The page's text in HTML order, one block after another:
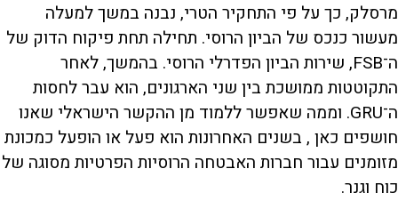
מרסלק, כך על פי התחקיר הטרי, נבנה במשך למעלה
מעשור כנכס של הביון הרוסי. תחילה תחת פיקוח הדוק של
ה־FSB, שירות הביון הפדרלי הרוסי. בהמשך, לאחר
התקוטטות ממושכת בין שני הארגונים, הוא עבר לחסות
ה־GRU. וממה שאפשר ללמוד מן ההקשר הישראלי שאנו
חושפים כאן , בשנים האחרונות הוא פעל או הופעל כמכונת
מזומנים עבור חברות האבטחה הרוסיות הפרטיות מסוגה של
כוח וגנר.